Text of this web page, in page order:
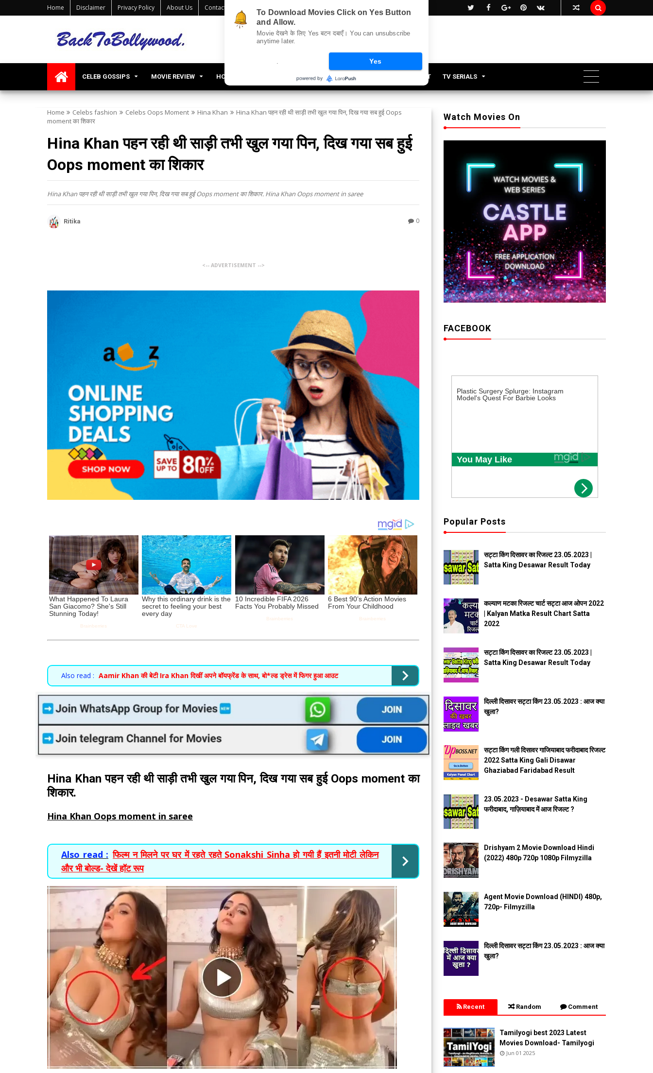
Home Disclaimer Privacy Policy About Us Contact Us Sitemap 
CELEB GOSSIPS MOVIE REVIEW HOLLYWOOD UPDATES LIFESTYLE OFFBEAT TV SERIALS
Home Celebs fashion Celebs Oops Moment Hina Khan
Hina Khan पहन रही थी साड़ी तभी खुल गया पिन, दिख गया सब हुई Oops
moment का शिकार
Hina Khan पहन रही थी साड़ी तभी खुल गया पिन, दिख गया सब हुई
Oops moment का शिकार
Hina Khan पहन रही थी साड़ी तभी खुल गया पिन, दिख गया सब हुई Oops moment का शिकार. Hina Khan Oops moment in saree
Ritika 0
<-- ADVERTISEMENT -->
Also read : Aamir Khan की बेटी Ira Khan दिखीं अपने बॉयफ्रेंड के साथ, बो*ल्ड ड्रेस में फिगर हुआ आउट
Hina Khan पहन रही थी साड़ी तभी खुल गया पिन, दिख गया सब हुई Oops moment का
शिकार.
Hina Khan Oops moment in saree
Also read : फिल्म न मिलने पर घर में रहते रहते Sonakshi Sinha हो गयी हैं इतनी मोटी लेकिन
और भी बोल्ड- देखें हॉट रूप
Watch Movies On
FACEBOOK
Popular Posts
सट्टा किंग दिसावर का रिजल्ट 23.05.2023 |
Satta King Desawar Result Today
कल्याण मटका रिजल्ट चार्ट सट्टा आज ओपन 2022
| Kalyan Matka Result Chart Satta
2022
सट्टा किंग दिसावर का रिजल्ट 23.05.2023 |
Satta King Desawar Result Today
दिल्ली दिसावर सट्टा किंग 23.05.2023 : आज क्या
खुला?
सट्टा किंग गली दिसावर गाजियाबाद फरीदाबाद रिजल्ट
2022 Satta King Gali Disawar
Ghaziabad Faridabad Result
23.05.2023 - Desawar Satta King
फरीदाबाद, गाज़ियाबाद में आज रिजल्ट ?
Drishyam 2 Movie Download Hindi
(2022) 480p 720p 1080p Filmyzilla
Agent Movie Download (HINDI) 480p,
720p- Filmyzilla
दिल्ली दिसावर सट्टा किंग 23.05.2023 : आज क्या
खुला?
Recent Random Comment
Tamilyogi best 2023 Latest
Movies Download- Tamilyogi
Jun 01 2025
To Download Movies Click on Yes Button
and Allow.
Movie देखने के लिए Yes बटन दबाएँ। You can unsubscribe
anytime later.
Yes